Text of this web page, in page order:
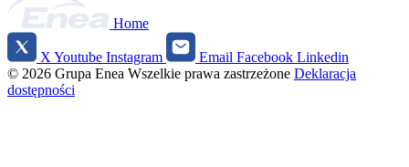
Home
Social
media
XYoutube Instagram Email Facebook Linkedin
© 2026 Grupa Enea Wszelkie prawa zastrzeżone Deklaracja
dostępności